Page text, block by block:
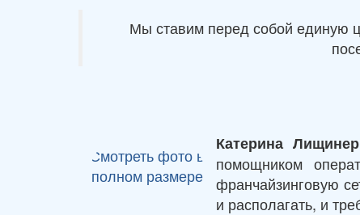
Мы ставим перед собой единую
Смотреть фото в
полном размере
Катерина Лищинер
помощником
франчайзинговую
и располагать, и